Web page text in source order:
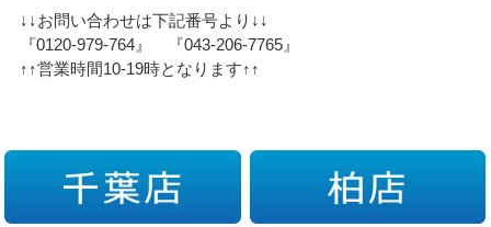
↓↓お問い合わせは下記番号より↓↓
『0120-979-764』 『043-206-7765』
↑↑営業時間10-19時となります↑↑